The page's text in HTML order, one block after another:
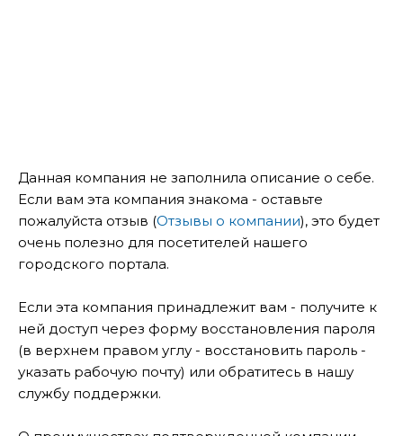
Данная компания не заполнила описание о себе.
Если вам эта компания знакома - оставьте
пожалуйста отзыв (Отзывы о компании), это будет
очень полезно для посетителей нашего
городского портала.
Если эта компания принадлежит вам - получите к
ней доступ через форму восстановления пароля
(в верхнем правом углу - восстановить пароль -
указать рабочую почту) или обратитесь в нашу
службу поддержки.